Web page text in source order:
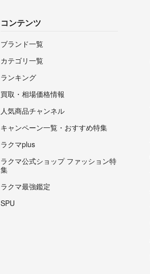
コンテンツ
ブランド一覧
カテゴリ一覧
ランキング
買取・相場価格情報
人気商品チャンネル
キャンペーン一覧・おすすめ特集
ラクマplus
ラクマ公式ショップ ファッション特
集
ラクマ最強鑑定
SPU